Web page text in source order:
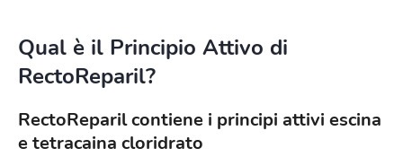
Qual è il Principio Attivo di
RectoReparil?
RectoReparil contiene i principi attivi escina
e tetracaina cloridrato